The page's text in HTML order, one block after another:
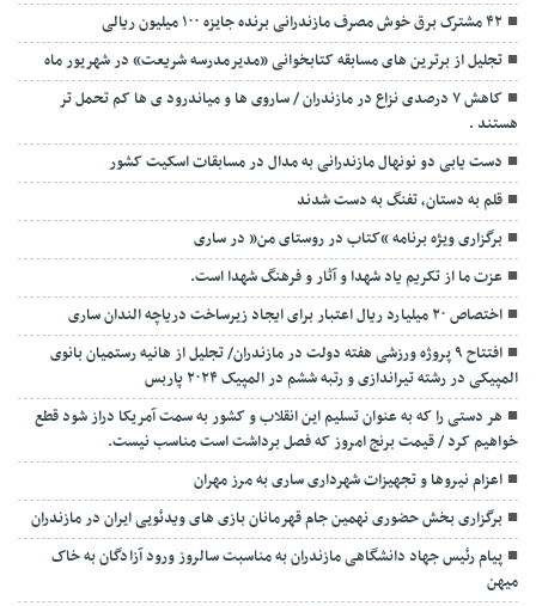
۴۲ مشترک برق خوش مصرف مازندرانی برنده جایزه ۱۰۰ میلیون ریالی
تجلیل از برترین های مسابقه کتابخوانی «مدیرمدرسه شریعت» در شهریور ماه
کاهش ۷ درصدی نزاع در مازندران / ساروی ها و میاندرود ی ها کم تحمل تر
هستند‌ .
دست یابی دو نونهال مازندرانی به مدال در مسابقات اسکیت کشور
قلم به دستان، تفنگ به دست شدند
برگزاری ویژه برنامه “کتاب در روستای من” در ساری
عزت ما از تکریم یاد شهدا و آثار و فرهنگ شهدا است.
اختصاص ۲۰ میلیارد ریال اعتبار برای ایجاد زیرساخت دریاچه الندان ساری
افتتاح ۹ پروژه ورزشی هفته دولت در مازندران/ تجلیل از هانیه رستمیان بانوی
المپیکی در رشته تیراندازی و رتبه ششم در المپیک ۲۰۲۴ پاربس
هر دستی را که به عنوان تسلیم این انقلاب و کشور به سمت آمريکا دراز شود قطع
خواهیم کرد / قیمت برنج امروز که فصل برداشت است مناسب نیست.
اعزام نیروها و تجهیزات شهرداری ساری به مرز مهران
برگزاری بخش حضوری نهمین جام قهرمانان بازی های ویدئویی ایران در مازندران
پیام رئیس جهاد دانشگاهی مازندران به مناسبت سالروز ورود آزادگان به خاک
میهن